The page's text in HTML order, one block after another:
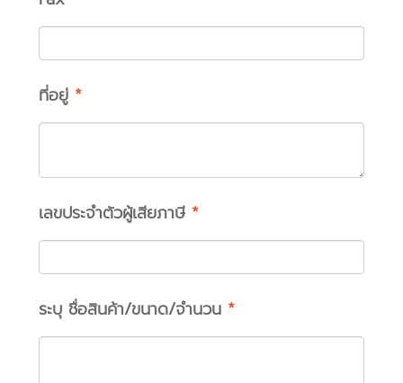
ที่อยู่ *
เลขประจำตัวผู้เสียภาษี *
ระบุ ชื่อสินค้า/ขนาด/จำนวน *